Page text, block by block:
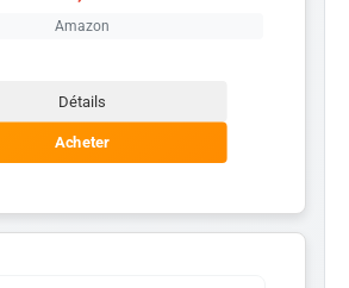
Amazon
Détails
Acheter